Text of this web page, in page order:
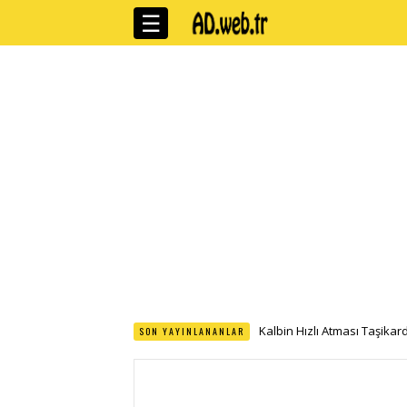
☰
SON YAYINLANANLAR Kalbin Hızlı Atması
Meditasyon Ne Demek
Leke Karşıtı Bakımın Yeni
Gerilim Tipi Bas Agrisi